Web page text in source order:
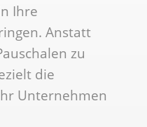
Ihre
Anstatt
zu
die
Unternehmen